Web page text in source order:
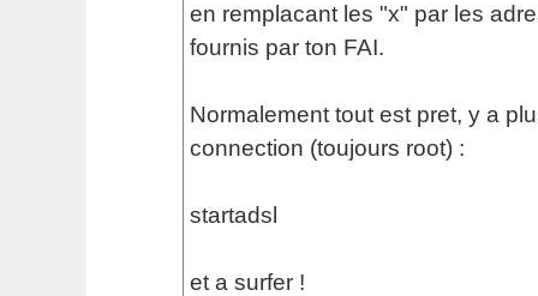
en remplacant les "x" par les
fournis par ton FAI.
Normalement tout est pret, y a
connection (toujours root) :
startadsl
et a surfer !